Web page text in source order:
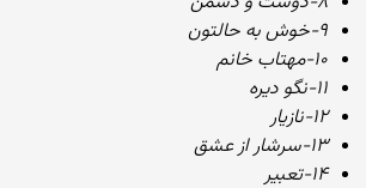
۹-خوش به حالتون
۱۰-مهتاب خانم
۱۱-نگو دیره
۱۲-نازیار
۱۳-سرشار از عشق
۱۴-تعبیر